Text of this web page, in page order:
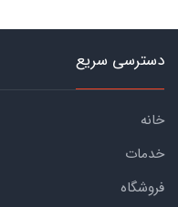
دسترسی سریع
خانه
خدمات
فروشگاه